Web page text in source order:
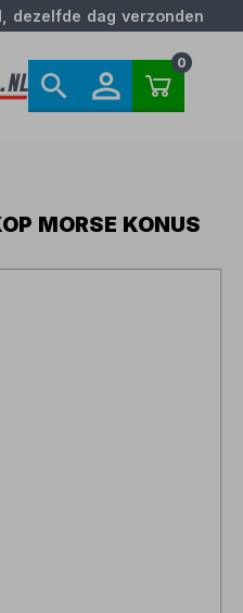
dezelfde dag verzonden
0
MORSE KONUS